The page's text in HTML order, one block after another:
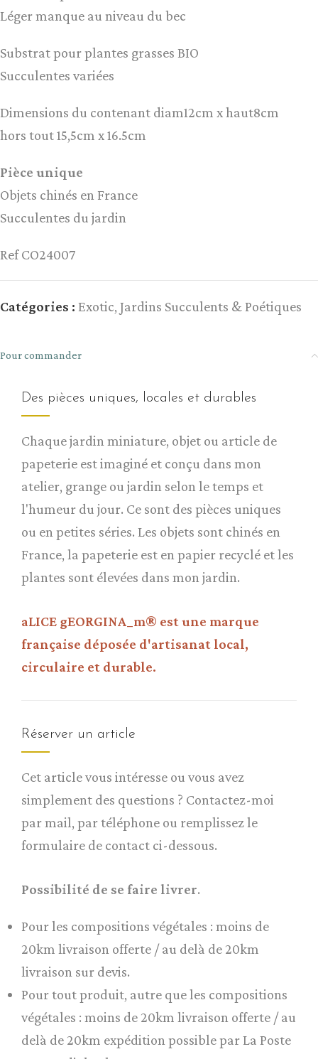
Léger manque au niveau du bec
Substrat pour plantes grasses BIO
Succulentes variées
Dimensions du contenant diam12cm x haut8cm
hors tout 15,5cm x 16.5cm
Pièce unique
Objets chinés en France
Succulentes du jardin
Ref CO24007
Catégories : Exotic, Jardins Succulents & Poétiques
Pour commander
Des pièces uniques, locales et durables
Chaque jardin miniature, objet ou article de
papeterie est imaginé et conçu dans mon
atelier, grange ou jardin selon le temps et
l'humeur du jour. Ce sont des pièces uniques
ou en petites séries. Les objets sont chinés en
France, la papeterie est en papier recyclé et les
plantes sont élevées dans mon jardin.
aLICE gEORGINA_m® est une marque
française déposée d'artisanat local,
circulaire et durable.
Réserver un article
Cet article vous intéresse ou vous avez
simplement des questions ? Contactez-moi
par mail, par téléphone ou remplissez le
formulaire de contact ci-dessous.
Possibilité de se faire livrer.
Pour les compositions végétales : moins de
20km livraison offerte / au delà de 20km
livraison sur devis.
Pour tout produit, autre que les compositions
végétales : moins de 20km livraison offerte / au
delà de 20km expédition possible par La Poste